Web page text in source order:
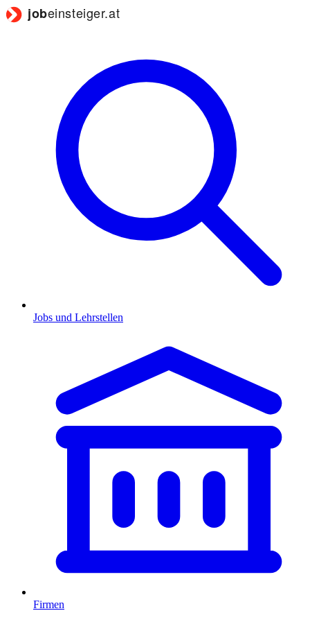
Jobs und Lehrstellen
Firmen